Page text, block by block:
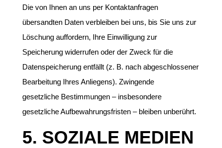
Die von Ihnen an uns per Kontaktanfragen
übersandten Daten verbleiben bei uns, bis Sie uns zur
Löschung auffordern, Ihre Einwilligung zur
Speicherung widerrufen oder der Zweck für die
Datenspeicherung entfällt (z. B. nach abgeschlossener
Bearbeitung Ihres Anliegens). Zwingende
gesetzliche Bestimmungen – insbesondere
gesetzliche Aufbewahrungsfristen – bleiben unberührt.
5. SOZIALE MEDIEN